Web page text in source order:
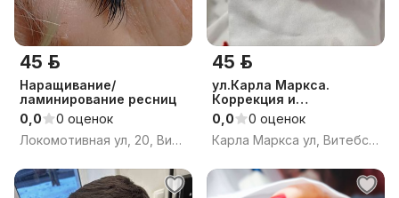
45 р.
Наращивание/
ламинирование ресниц
0,0
0 оценок
Локомотивная ул, 20, Витебск, Витебская область
45 р.
ул.Карла Маркса.
Коррекция и
наращивание ногтей.
0,0
0 оценок
Карла Маркса ул, Витебск, Витебская область